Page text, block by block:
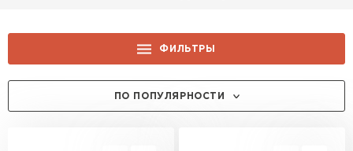
ФИЛЬТРЫ
ПО ПОПУЛЯРНОСТИ
Утеплитель Knauf